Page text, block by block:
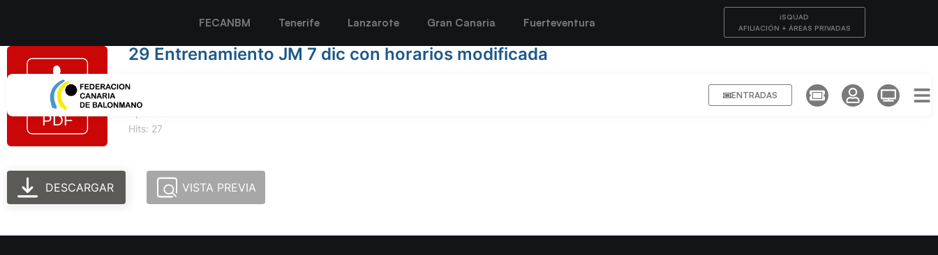
FECANBM Tenerife Lanzarote Gran Canaria Fuerteventura
iSQUAD
AFILIACIÓN + ÁREAS PRIVADAS
ENTRADAS
29 Entrenamiento JM 7 dic con horarios modificada
Hits: 27
DESCARGAR VISTA PREVIA